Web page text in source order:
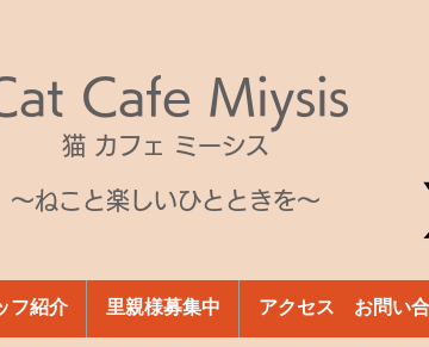
Cafe Miysis
猫 カフェ ミーシス
～ねこと楽しいひとときを～
フ紹介 里親様募集中 アクセス お問い